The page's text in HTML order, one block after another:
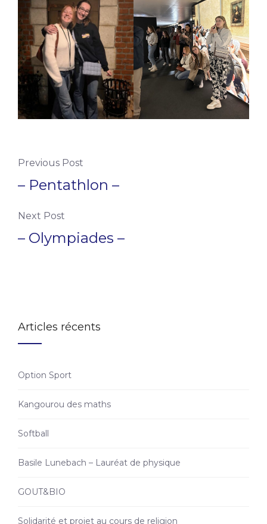
Previous Post
– Pentathlon –
Next Post
– Olympiades –
Articles récents
Option Sport
Kangourou des maths
Softball
Basile Lunebach – Lauréat de physique
GOUT&BIO
Solidarité et projet au cours de religion